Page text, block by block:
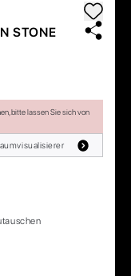
STONE
bitte lassen Sie sich von